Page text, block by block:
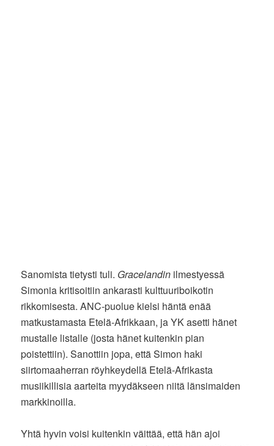
Sanomista tietysti tuli. Gracelandin ilmestyessä
Simonia kritisoitiin ankarasti kulttuuriboikotin
rikkomisesta. ANC-puolue kielsi häntä enää
matkustamasta Etelä-Afrikkaan, ja YK asetti hänet
mustalle listalle (josta hänet kuitenkin pian
poistettiin). Sanottiin jopa, että Simon haki
siirtomaaherran röyhkeydellä Etelä-Afrikasta
musiikillisia aarteita myydäkseen niitä länsimaiden
markkinoilla.
Yhtä hyvin voisi kuitenkin väittää, että hän ajoi